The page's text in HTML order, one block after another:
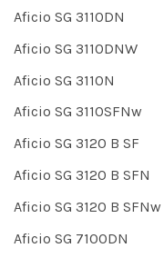
Aficio SG 3110DN
Aficio SG 3110DNW
Aficio SG 3110N
Aficio SG 3110SFNw
Aficio SG 3120 B SF
Aficio SG 3120 B SFN
Aficio SG 3120 B SFNw
Aficio SG 7100DN